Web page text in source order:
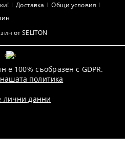
от SELITON
Доставка
Общи условия
GDPR
е 100% съобразен с GDPR.
политика
лични данни